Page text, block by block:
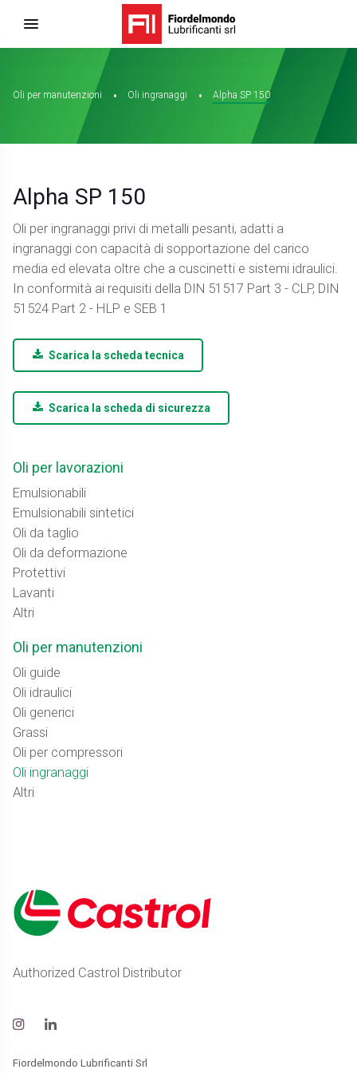
Oli per manutenzioni Oli ingranaggi Alpha SP 150
Oli per lavorazioni
Emulsionabili
Emulsionabili sintetici
Oli da taglio
Oli da deformazione
Protettivi
Lavanti
Altri
Oli per manutenzioni
Oli guide
Oli idraulici
Oli generici
Grassi
Oli per compressori
Oli ingranaggi
Altri
Alpha SP 150
Oli per ingranaggi privi di metalli pesanti, adatti a
ingranaggi con capacità di sopportazione del carico
media ed elevata oltre che a cuscinetti e sistemi idraulici.
In conformità ai requisiti della DIN 51517 Part 3 - CLP, DIN
51524 Part 2 - HLP e SEB 1
Scarica la scheda tecnica
Scarica la scheda di sicurezza
Authorized Castrol Distributor
Fiordelmondo Lubrificanti Srl